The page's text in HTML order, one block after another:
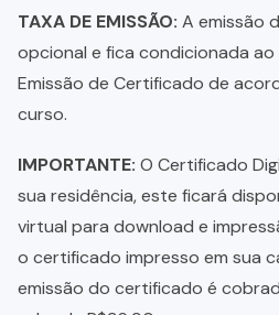
TAXA DE EMISSÃO: A emissão
opcional e fica condicionada
Emissão de Certificado de
curso.
IMPORTANTE: O Certificado
sua residência, este ficará
virtual para download e
o certificado impresso em sua
emissão do certificado é